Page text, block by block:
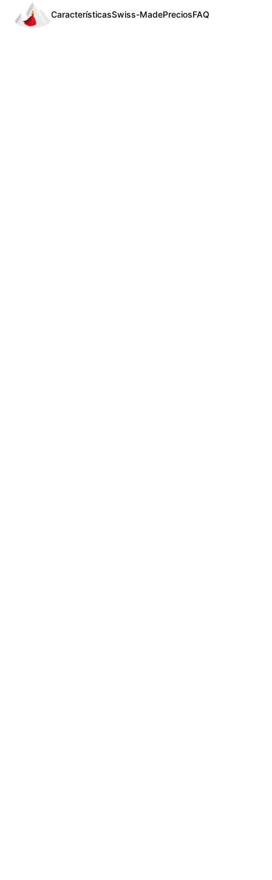
CaracterísticasSwiss-MadePreciosFAQ